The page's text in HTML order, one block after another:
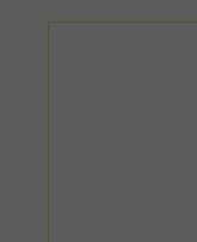
Sockel in RAL
RAL 7021-